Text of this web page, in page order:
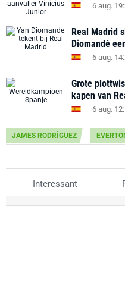
6 aug.
Real Madrid
Diomandé
6 aug.
Grote
kapen van
6 aug.
JAMES RODRÍGUEZ
Interessant